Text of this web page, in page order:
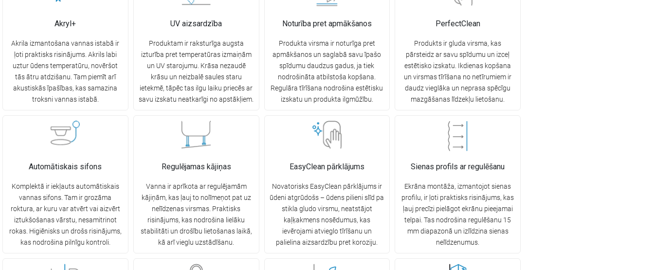
Akryl+
Akrila izmantošana vannas istabā ir
ļoti praktisks risinājums. Akrils labi
uztur ūdens temperatūru, novēršot
tās ātru atdzišanu. Tam piemīt arī
akustiskās īpašības, kas samazina
troksni vannas istabā.
UV aizsardzība
Produktam ir raksturīga augsta
izturība pret temperatūras izmaiņām
un UV starojumu. Krāsa nezaudē
krāsu un neizbalē saules staru
ietekmē, tāpēc tas ilgu laiku priecēs ar
savu izskatu neatkarīgi no apstākļiem.
Noturība pret apmākšanos
Produkta virsma ir noturīga pret
apmākšanos un saglabā savu īpašo
spīdumu daudzus gadus, ja tiek
nodrošināta atbilstoša kopšana.
Regulāra tīrīšana nodrošina estētisku
izskatu un produkta ilgmūžību.
PerfectClean
Produkts ir gluda virsma, kas
pārsteidz ar savu spīdumu un izceļ
estētisko izskatu. Ikdienas kopšana
un virsmas tīrīšana no netīrumiem ir
daudz vieglāka un neprasa spēcīgu
mazgāšanas līdzekļu lietošanu.
Automātiskais sifons
Komplektā ir iekļauts automātiskais
vannas sifons. Tam ir grozāma
roktura, ar kuru var atvērt vai aizvērt
iztukšošanas vārstu, nesamitrinot
rokas. Higiēnisks un drošs risinājums,
kas nodrošina pilnīgu kontroli.
Regulējamas kājiņas
Vanna ir aprīkota ar regulējamām
kājiņām, kas ļauj to nolīmeņot pat uz
nelīdzenas virsmas. Praktisks
risinājums, kas nodrošina lielāku
stabilitāti un drošību lietošanas laikā,
kā arī vieglu uzstādīšanu.
EasyClean pārklājums
Novatorisks EasyClean pārklājums ir
ūdeni atgrūdošs – ūdens pilieni slīd pa
stikla gludo virsmu, neatstājot
kaļķakmens nosēdumus, kas
ievērojami atvieglo tīrīšanu un
palielina aizsardzību pret koroziju.
Sienas profils ar regulēšanu
Ekrāna montāža, izmantojot sienas
profilu, ir ļoti praktisks risinājums, kas
ļauj precīzi pielāgot ekrānu pieejamai
telpai. Tas nodrošina regulēšanu 15
mm diapazonā un izlīdzina sienas
nelīdzenumus.